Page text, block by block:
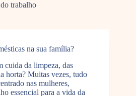
trabalho
na sua família?
cuida da limpeza, das
horta? Muitas vezes, tudo
nas mulheres,
essencial para a vida da